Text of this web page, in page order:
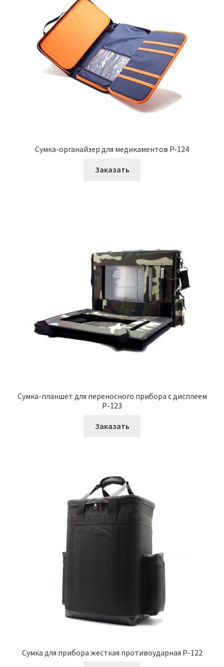
Сумка-органайзер для медикаментов P-124
Заказать
Сумка-планшет для переносного прибора с дисплеем
Р-123
Заказать
Сумка для прибора жесткая противоударная Р-122